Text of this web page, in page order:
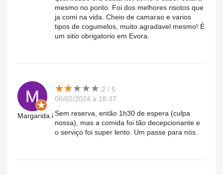
mesmo no ponto. Foi dos melhores risotos que
ja comi na vida. Cheio de camarao e varios
tipos de cogumelos, muito agradavel mesmo! É
um sitio obrigatorio em Evora.
Margarida.i
★★★★★
★★★★★ 2 / 5
06/02/2024 à 18:37
Sem reserva, então 1h30 de espera (culpa
nossa), mas a comida foi tão decepcionante e
o serviço foi super lento. Um passe para nós.